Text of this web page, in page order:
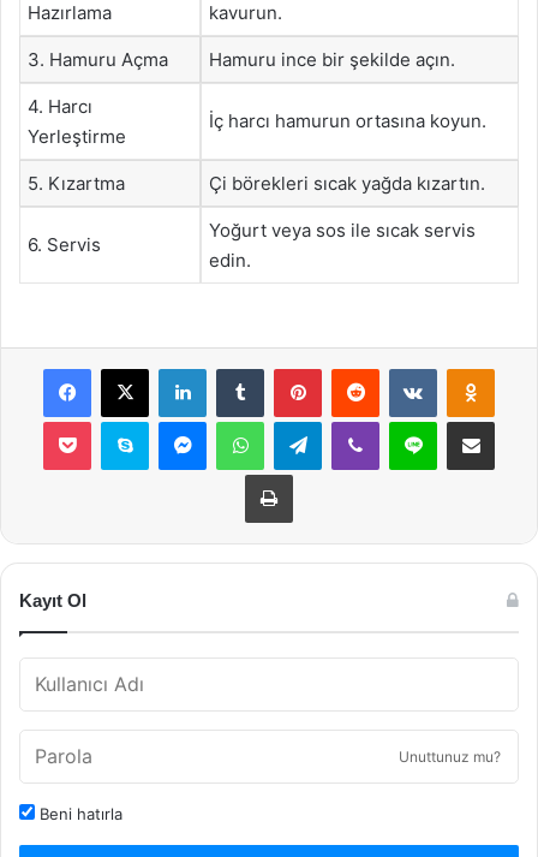
Hazırlama
kavurun.
3. Hamuru Açma Hamuru ince bir şekilde açın.
4. Harcı
Yerleştirme
İç harcı hamurun ortasına koyun.
5. Kızartma Çi börekleri sıcak yağda kızartın.
6. Servis
Yoğurt veya sos ile sıcak servis
edin.
Facebook
X LinkedInTumblr PinterestReddit VKontakte
Pocket Skype MessengerWhatsAppTelegramViber Line E-Posta ile
Yazdır
Kayıt Ol
Unuttunuz mu?
Beni hatırla